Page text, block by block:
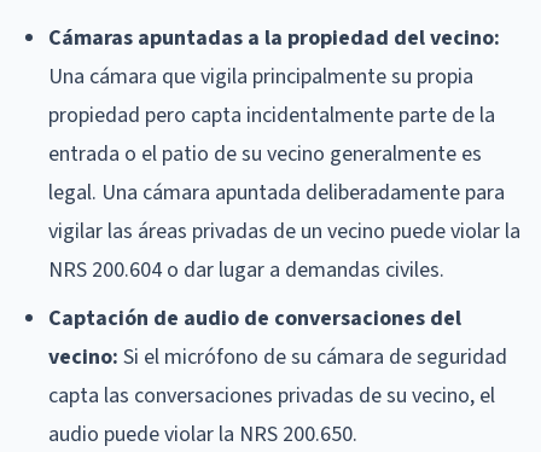
Cámaras apuntadas a la propiedad del vecino:
Una cámara que vigila principalmente su propia
propiedad pero capta incidentalmente parte de la
entrada o el patio de su vecino generalmente es
legal. Una cámara apuntada deliberadamente para
vigilar las áreas privadas de un vecino puede violar la
NRS 200.604 o dar lugar a demandas civiles.
Captación de audio de conversaciones del
vecino: Si el micrófono de su cámara de seguridad
capta las conversaciones privadas de su vecino, el
audio puede violar la NRS 200.650.